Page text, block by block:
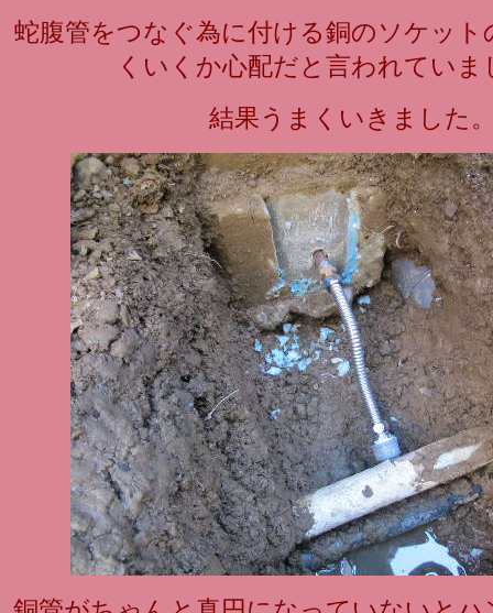
蛇腹管をつなぐ為に付ける銅のソケット
くいくか心配だと言われていま
結果うまくいきました